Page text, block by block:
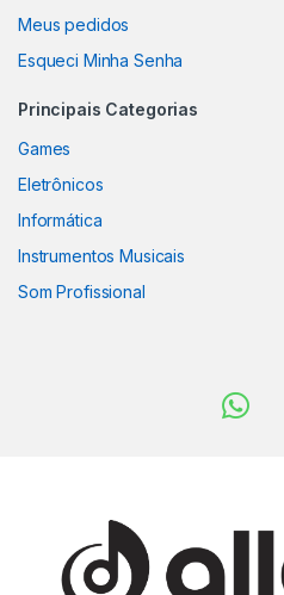
Meus pedidos
Esqueci Minha Senha
Principais Categorias
Games
Eletrônicos
Informática
Instrumentos Musicais
Som Profissional